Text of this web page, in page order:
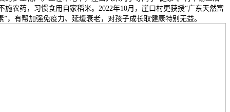
施农药，习惯食用自家稻米。2022年10月，崖口村更获授“广东天然富
，有帮加强免疫力、延缓衰老，对孩子成长取健康特别无益。